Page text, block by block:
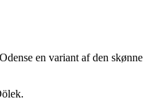
en variant af den skønne